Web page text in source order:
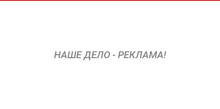
НАШЕ ДЕЛО - РЕКЛАМА!